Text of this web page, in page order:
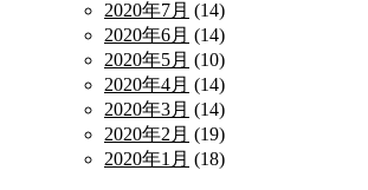
2020年7月 (14)
2020年6月 (14)
2020年5月 (10)
2020年4月 (14)
2020年3月 (14)
2020年2月 (19)
2020年1月 (18)